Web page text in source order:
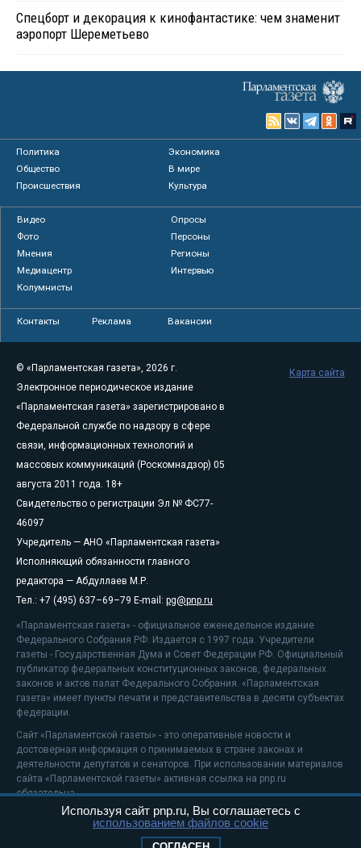
Спецборт и декорация к кинофантастике: чем знаменит
аэропорт Шереметьево
Политика
Экономика
Общество
В мире
Происшествия
Культура
Видео
Опросы
Фото
Персоны
Мнения
Регионы
Медиацентр
Интервью
Колумнисты
Контакты Реклама Вакансии
© «Парламентская газета», 2026 г.
Электронное периодическое издание
«Парламентская газета» зарегистрировано в
Федеральной службе по надзору в сфере
связи, информационных технологий и
массовых коммуникаций (Роскомнадзор) 05
августа 2011 года. 18+
Свидетельство о регистрации Эл № ФС77-
46097
Учредитель — АНО «Парламентская газета»
Исполняющий обязанности главного
редактора — Абдуллаев М.Р.
Тел.: +7 (495) 637–69–79 E-mail: pg@pnp.ru
«Парламентская газета» - официальное еженедельное издание
Федерального Собрания РФ. Издается с 1997 года. Учредители
газеты - Государственная Дума и Совет Федерации РФ. Официальный
публикатор федеральных конституционных законов, федеральных
законов и актов палат Федерального Собрания. «Парламентская
газета» имеет пункты печати и представительства в десяти субъектах
федерации.
Сайт «Парламентской газеты» - это оперативные новости и
достоверная информация о принимаемых в стране законах и
деятельности депутатов и сенаторов. При использовании материалов
сайта «Парламентской газеты» активная ссылка на pnp.ru
обязательна.
На информационном ресурсе применяютсярекомендательные
Положение о защите персональных данных
Карта сайта
Используя сайт pnp.ru, Вы соглашаетесь с
использованием файлов cookie